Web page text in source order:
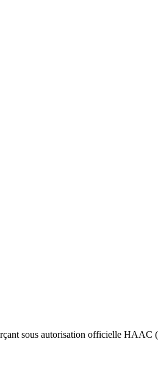
sous autorisation officielle HAAC